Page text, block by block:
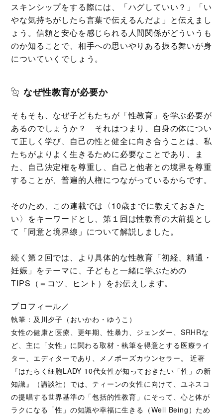
スキンシップをする際には、「ハグしていい？」「い
やな気持ちがしたら言葉で伝えるんだよ」と伝えまし
ょう。信頼と安心を感じられる人間関係がどういうも
のか知ることで、相手への思いやりある振る舞いが身
についていくでしょう。
なぜ性教育が必要か
そもそも、なぜ子どもたちが「性教育」を学ぶ必要が
あるのでしょうか？ それはつまり、自身の体につい
て正しく学び、自己の性と健全に向き合うことは、私
たちがよりよく生きるために必要なことであり、ま
た、自己決定権を尊重し、自己と他者との境界を尊重
することが、普遍的人権につながっているからです。
そのため、この連載では〈10歳までに教えておきた
い〉をキーワードとし、第１回は性教育の大前提とし
て「同意と境界線」について解説しました。
続く第２回では、より具体的な性教育「初経、精通・
妊娠」をテーマに、子どもと一緒に学ぶための
TIPS（＝コツ、ヒント）をお伝えします。
プロフィール／
執筆：及川夕子（おいかわ・ゆうこ）
女性の健康と医療、更年期、性暴力、ジェンダー、SRHRな
ど、主に「女性」に関わる取材・執筆を得意とする医療ライ
ター、エディターであり、メノポーズカウンセラー。 近著
『はたらく細胞LADY 10代女性が知っておきたい「性」の新
知識』（講談社）では、ティーンの女性に向けて、ユネスコ
の提唱する世界基準の「包括的性教育」にそって、心と体が
ラクになる「性」の知識や幸福に生きる（Well Being）ため